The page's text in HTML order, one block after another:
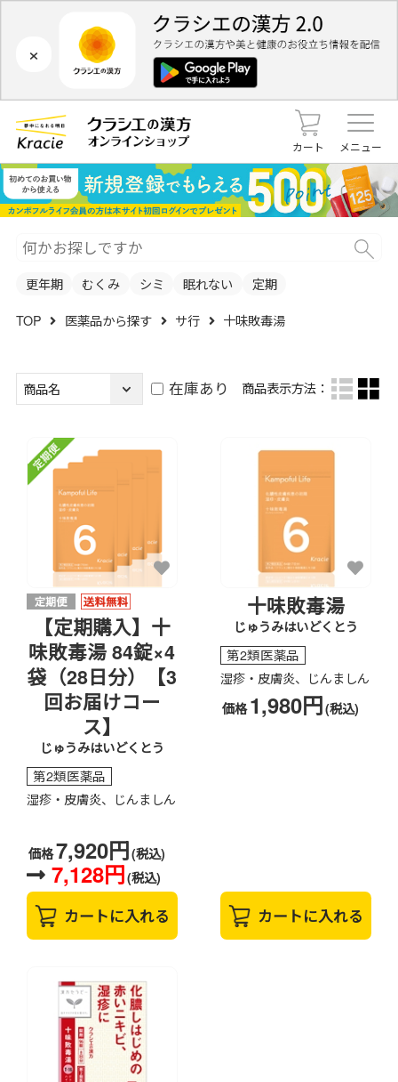
×
カート メニュー
更年期 むくみ シミ 眠れない 定期
TOP 医薬品から探す サ行 十味敗毒湯
在庫あり 商品表示方法：
【定期購入】十
味敗毒湯 84錠×4
袋（28日分）【3
回お届けコー
ス】
じゅうみはいどくとう
第2類医薬品
湿疹・皮膚炎、じんましん
価格7,920円(税込)
7,128円(税込)
カートに入れる
十味敗毒湯
じゅうみはいどくとう
第2類医薬品
湿疹・皮膚炎、じんましん
価格1,980円(税込)
カートに入れる